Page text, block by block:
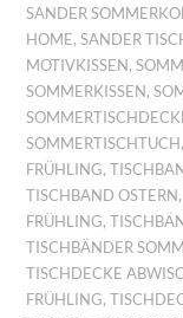
SANDER
HOME,SANDER
MOTIVKISSEN ,
SOMMERKISSEN ,
SOMMERTISCHTUCH
FRÜHLING,
TISCHBAND OSTERN
FRÜHLING,
TISCHBÄNDER
TISCHDECKE
FRÜHLING,